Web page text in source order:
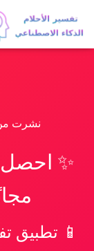
نشرت
✨ احصل